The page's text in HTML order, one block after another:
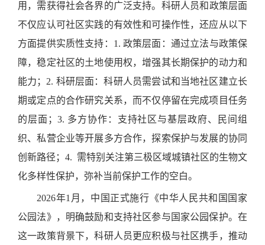
用，需获得社会各界的广泛支持。 科研人员和政策层面
不仅应认可社区实践的有效性和可操作性，还应从以下
方面提供实质性支持： 1. 政策层面：通过立法与政策保
障，稳定社区的土地使用权，增强其长期保护的动力和
能力； 2. 科研层面：科研人员需尝试和当地社区建立长
期或定点的合作研究关系，而不仅停留在完成项目任务
的层面； 3. 多方协作：支持社区与基层政府、民间组
织、私营企业等开展多方合作，探索保护与发展的协同
创新路径； 4. 需特别关注第三极区域城镇社区的生物文
化多样性保护，弥补当前保护工作的空白。
2026年1 月，中国正式施行《中华人民共和国国家
公园法》，明确鼓励和支持社区参与国家公园保护。在
这一政策背景下，科研人员更应积极与社区携手，推动